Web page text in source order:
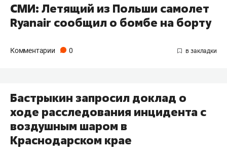
СМИ: Летящий из Польши самолет
Ryanair сообщил о бомбе на борту
Комментарии 0
Бастрыкин запросил доклад о
ходе расследования инцидента с
воздушным шаром в
Краснодарском крае